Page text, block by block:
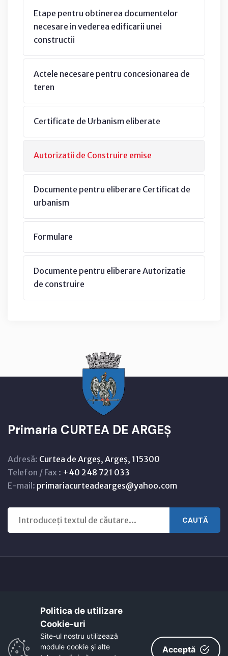
Etape pentru obtinerea documentelor
necesare in vederea edificarii unei
constructii
Actele necesare pentru concesionarea de
teren
Certificate de Urbanism eliberate
Autorizatii de Construire emise
Documente pentru eliberare Certificat de
urbanism
Formulare
Documente pentru eliberare Autorizatie
de construire
Primaria CURTEA DE ARGEȘ
Adresă: Curtea de Argeș, Argeș, 115300
Telefon / Fax : +40 248 721 033
E-mail: primariacurteadearges@yahoo.com
CAUTĂ
Harta orasului
Link-uri utile
EcoActive: Citizens for a Sustainable Europe
EcoActive: Citizens for a Sustainable Europe - Santiago
Politica de utilizare
Cookie-uri‎
Site-ul nostru utilizează
module cookie și alte
Acceptă